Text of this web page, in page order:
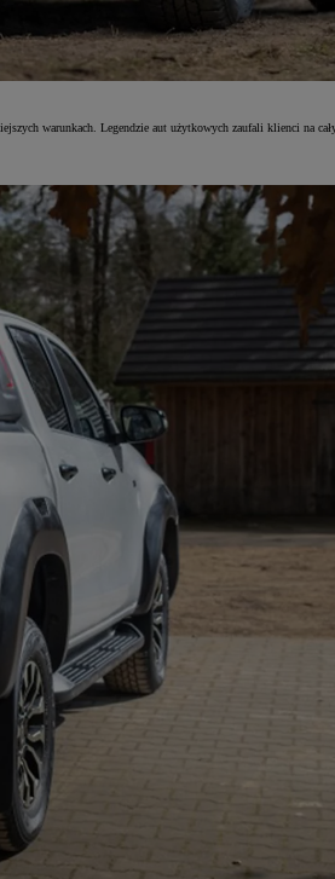
warunkach. Legendzie aut użytkowych zaufali klienci na